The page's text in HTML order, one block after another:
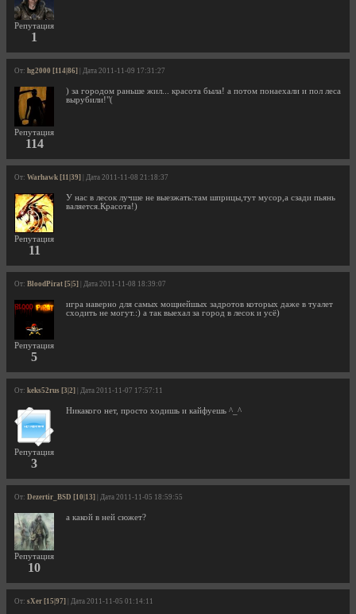
Репутация
1
От: hg2000 [114|86] | Дата 2011-11-09 17:31:27
Репутация
114
) за городом раньше жил... красота была! а потом понаехали и пол леса
вырубили!"(
От: Warhawk [11|39] | Дата 2011-11-08 21:18:37
Репутация
11
У нас в лесок лучше не выезжать:там шприцы,тут мусор,а сзади пьянь
валяется.Красота!)
От: BloodPirat [5|5] | Дата 2011-11-08 18:39:07
Репутация
5
игра наверно для самых мощнейшых задротов которых даже в туалет
сходить не могут.:) а так выехал за город в лесок и усё)
От: keks52rus [3|2] | Дата 2011-11-07 17:57:11
Репутация
3
Никакого нет, просто ходишь и кайфуешь ^_^
От: Dezertir_BSD [10|13] | Дата 2011-11-05 18:59:55
Репутация
10
а какой в ней сюжет?
От: sXer [15|97] | Дата 2011-11-05 01:14:11